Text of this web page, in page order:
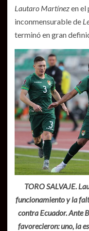
Lautaro Martínezen el
inconmensurable de
terminó en gran
TORO SALVAJE.
funcionamiento y la
contra Ecuador. Ante
favorecieron: uno, la